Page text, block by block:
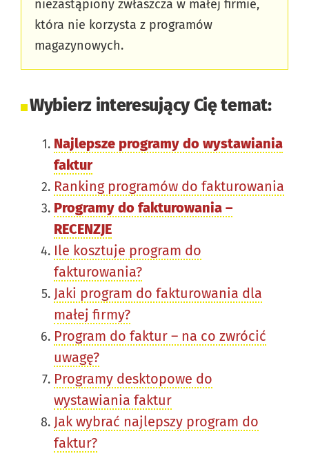
niezastąpiony zwłaszcza w małej firmie,
która nie korzysta z programów
magazynowych.
Wybierz interesujący Cię temat:
Najlepsze programy do wystawiania
faktur
Ranking programów do fakturowania
Programy do fakturowania –
RECENZJE
Ile kosztuje program do
fakturowania?
Jaki program do fakturowania dla
małej firmy?
Program do faktur – na co zwrócić
uwagę?
Programy desktopowe do
wystawiania faktur
Jak wybrać najlepszy program do
faktur?